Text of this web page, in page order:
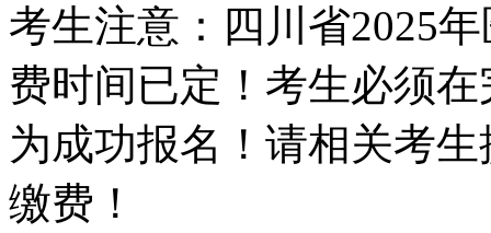
考生注意：四川省2025
费时间已定！ 考生必须
为成功报名！请相关考
缴费！